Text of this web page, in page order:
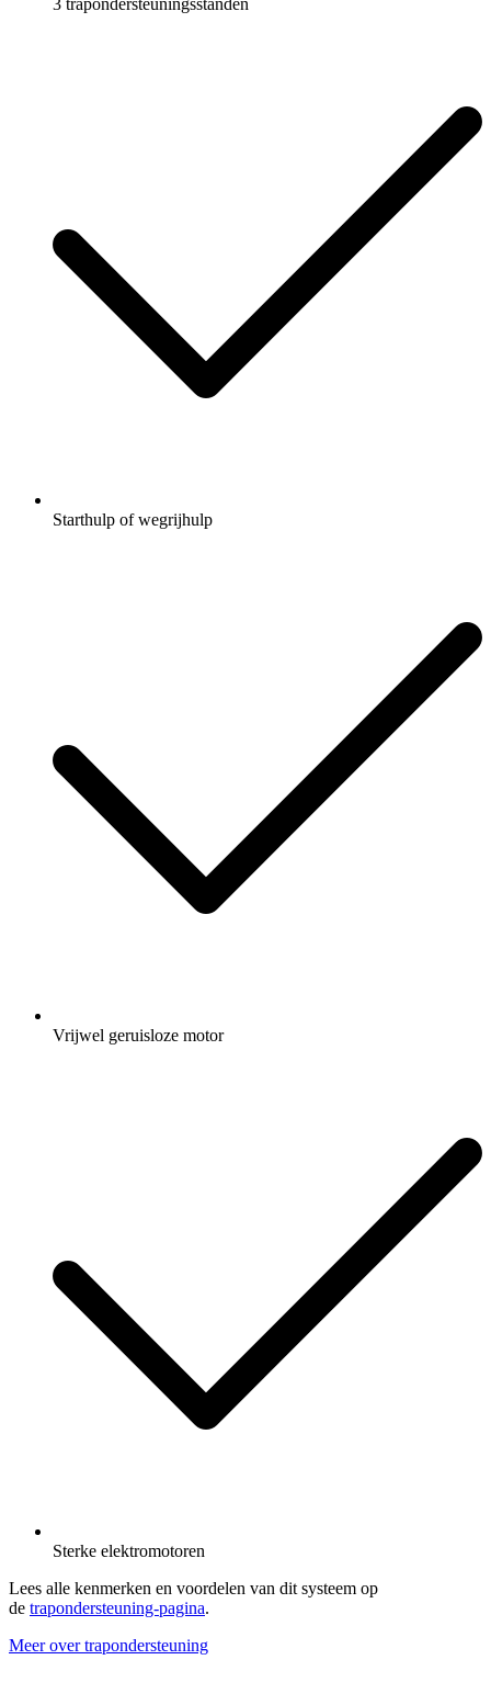
3 trapondersteuningsstanden
Starthulp of wegrijhulp
Vrijwel geruisloze motor
Sterke elektromotoren
Lees alle kenmerken en voordelen van dit systeem op
de trapondersteuning-pagina.
Meer over trapondersteuning